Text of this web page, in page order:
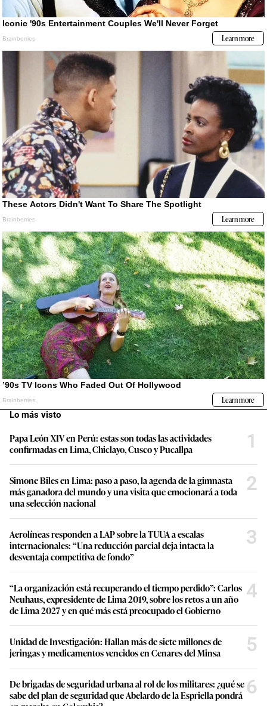
Lo más visto
Papa León XIV en Perú: estas son todas las actividades
confirmadas en Lima, Chiclayo, Cusco y Pucallpa
1
Simone Biles en Lima: paso a paso, la agenda de la gimnasta
más ganadora del mundo y una visita que emocionará a toda
una selección nacional
2
Aerolíneas responden a LAP sobre la TUUA a escalas
internacionales: “Una reducción parcial deja intacta la
desventaja competitiva de fondo”
3
“La organización está recuperando el tiempo perdido”: Carlos
Neuhaus, expresidente de Lima 2019, sobre los retos a un año
de Lima 2027 y en qué más está preocupado el Gobierno
4
Unidad de Investigación: Hallan más de siete millones de
jeringas y medicamentos vencidos en Cenares del Minsa
5
De brigadas de seguridad urbana al rol de los militares: ¿qué se
sabe del plan de seguridad que Abelardo de la Espriella pondrá 6